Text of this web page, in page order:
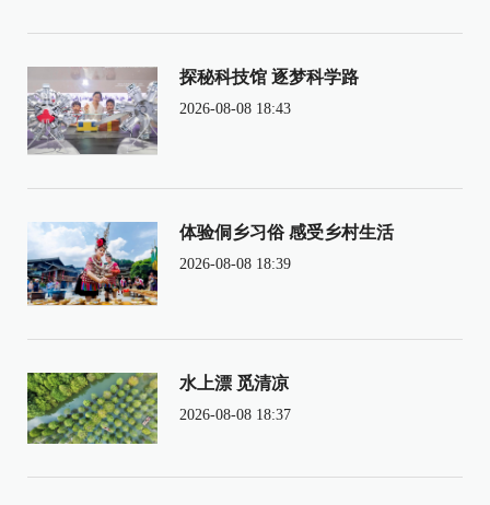
探秘科技馆 逐梦科学路
2026-08-08 18:43
体验侗乡习俗 感受乡村生活
2026-08-08 18:39
水上漂 觅清凉
2026-08-08 18:37